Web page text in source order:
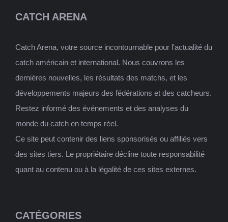
CATCH ARENA
Catch Arena, votre source incontournable pour l'actualité du
catch américain et international. Nous couvrons les
dernières nouvelles, les résultats des matchs, et les
développements majeurs des fédérations et des catcheurs.
Restez informé des événements et des analyses du
monde du catch en temps réel.
Ce site peut contenir des liens sponsorisés ou affiliés vers
des sites tiers. Le propriétaire décline toute responsabilité
quant au contenu ou à la légalité de ces sites externes.
CATÉGORIES